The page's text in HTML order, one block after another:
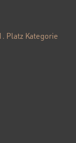
Platz Kategorie